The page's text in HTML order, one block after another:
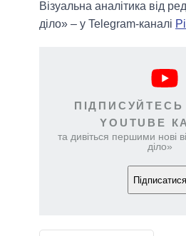
Візуальна аналітика від
діло» – у Telegram-каналі
YOUTUBE
та дивіться першими нові
діло»
Підписатися